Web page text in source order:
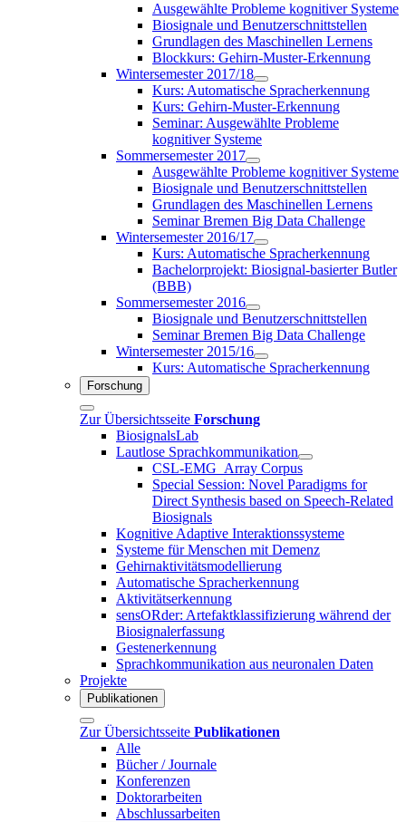
Ausgewählte Probleme kognitiver Systeme
Biosignale und Benutzerschnittstellen
Grundlagen des Maschinellen Lernens
Blockkurs: Gehirn-Muster-Erkennung
Wintersemester 2017/18
Kurs: Automatische Spracherkennung
Kurs: Gehirn-Muster-Erkennung
Seminar: Ausgewählte Probleme
kognitiver Systeme
Sommersemester 2017
Ausgewählte Probleme kognitiver Systeme
Biosignale und Benutzerschnittstellen
Grundlagen des Maschinellen Lernens
Seminar Bremen Big Data Challenge
Wintersemester 2016/17
Kurs: Automatische Spracherkennung
Bachelorprojekt: Biosignal-basierter Butler
(BBB)
Sommersemester 2016
Biosignale und Benutzerschnittstellen
Seminar Bremen Big Data Challenge
Wintersemester 2015/16
Kurs: Automatische Spracherkennung
Forschung
Zur Übersichtsseite Forschung
BiosignalsLab
Lautlose Sprachkommunikation
CSL-EMG_Array Corpus
Special Session: Novel Paradigms for
Direct Synthesis based on Speech-Related
Biosignals
Kognitive Adaptive Interaktionssysteme
Systeme für Menschen mit Demenz
Gehirnaktivitätsmodellierung
Automatische Spracherkennung
Aktivitätserkennung
sensORder: Artefaktklassifizierung während der
Biosignalerfassung
Gestenerkennung
Sprachkommunikation aus neuronalen Daten
Projekte
Publikationen
Zur Übersichtsseite Publikationen
Alle
Bücher / Journale
Konferenzen
Doktorarbeiten
Abschlussarbeiten